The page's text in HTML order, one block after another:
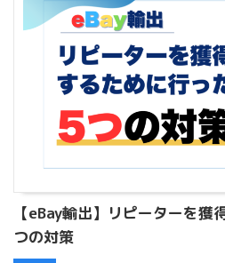
【eBay輸出】リピーターを獲
つの対策